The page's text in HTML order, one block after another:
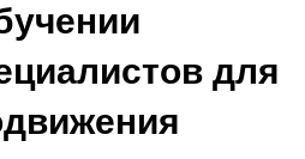
для